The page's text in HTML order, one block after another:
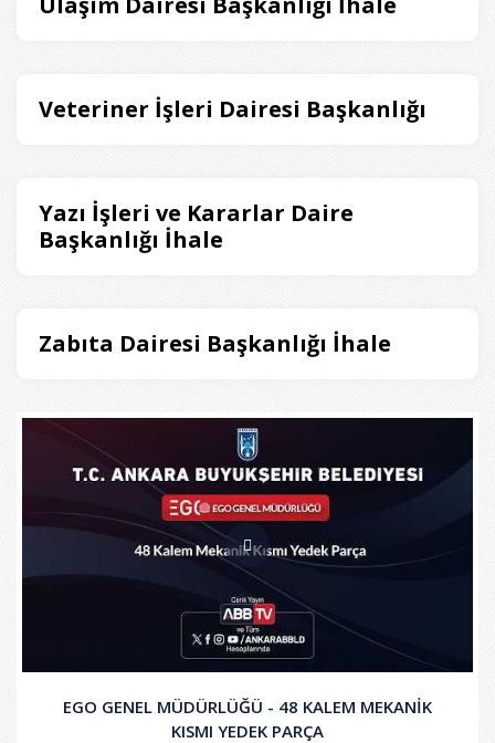
Veteriner İşleri Dairesi Başkanlığı
Yazı İşleri ve Kararlar Daire
Başkanlığı İhale
Zabıta Dairesi Başkanlığı İhale
EGO GENEL MÜDÜRLÜĞÜ - 48 KALEM MEKANİK
KISMI YEDEK PARÇA